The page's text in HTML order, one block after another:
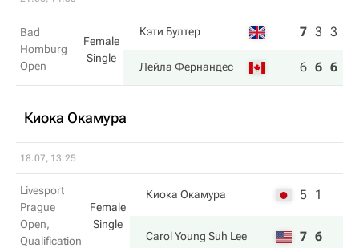
Bad
Homburg
Open
Female
Single
Кэти Бултер 7 3 3
Лейла Фернандес 6 6 6
Киока Окамура
18.07, 13:25
Livesport
Prague
Open,
Qualification
Female
Single
Киока Окамура 5 1
Carol Young Suh Lee 7 6